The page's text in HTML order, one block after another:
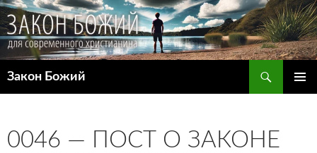
Закон Божий
0046 — ПОСТ О ЗАКОНЕ